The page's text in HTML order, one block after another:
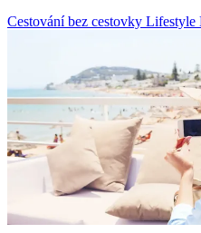
Cestování bez cestovky Lifestyle